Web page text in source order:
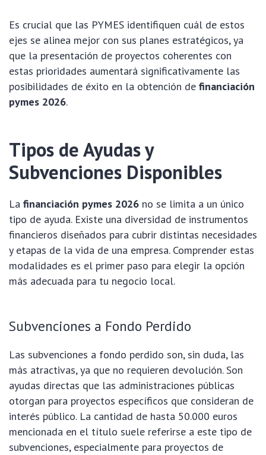
Es crucial que las PYMES identifiquen cuál de estos
ejes se alinea mejor con sus planes estratégicos, ya
que la presentación de proyectos coherentes con
estas prioridades aumentará significativamente las
posibilidades de éxito en la obtención de financiación
pymes 2026.
Tipos de Ayudas y
Subvenciones Disponibles
La financiación pymes 2026 no se limita a un único
tipo de ayuda. Existe una diversidad de instrumentos
financieros diseñados para cubrir distintas necesidades
y etapas de la vida de una empresa. Comprender estas
modalidades es el primer paso para elegir la opción
más adecuada para tu negocio local.
Subvenciones a Fondo Perdido
Las subvenciones a fondo perdido son, sin duda, las
más atractivas, ya que no requieren devolución. Son
ayudas directas que las administraciones públicas
otorgan para proyectos específicos que consideran de
interés público. La cantidad de hasta 50.000 euros
mencionada en el título suele referirse a este tipo de
subvenciones, especialmente para proyectos de